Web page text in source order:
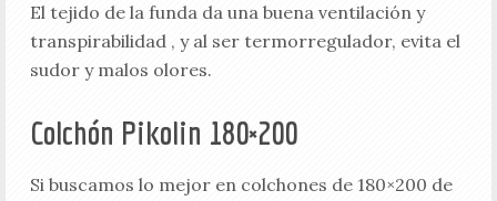
El tejido de la funda da una buena ventilación y
transpirabilidad , y al ser termorregulador, evita el
sudor y malos olores.
Colchón Pikolin 180×200
Si buscamos lo mejor en colchones de 180×200 de